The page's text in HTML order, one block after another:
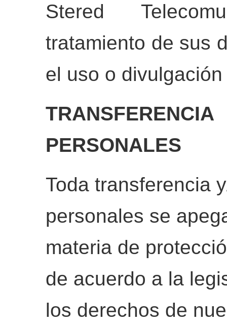
Stered
tratamiento de sus
el uso o
PERSONALES
Toda transferencia
personales se
materia de
de acuerdo a la
los derechos de